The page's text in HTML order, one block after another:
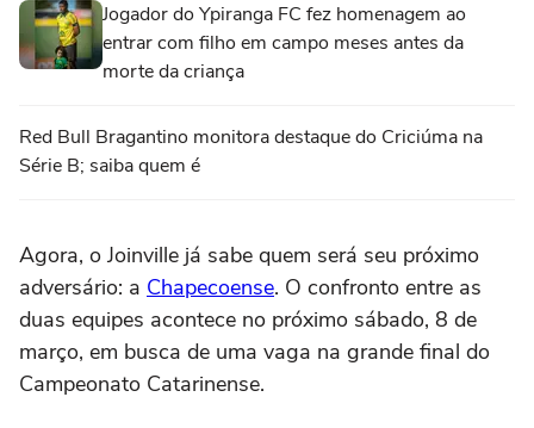
Jogador do Ypiranga FC fez homenagem ao
entrar com filho em campo meses antes da
morte da criança
Red Bull Bragantino monitora destaque do Criciúma na
Série B; saiba quem é
Agora, o Joinville já sabe quem será seu próximo
adversário: a Chapecoense. O confronto entre as
duas equipes acontece no próximo sábado, 8 de
março, em busca de uma vaga na grande final do
Campeonato Catarinense.